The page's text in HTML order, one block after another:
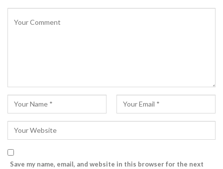
Save my name, email, and website in this browser for the next